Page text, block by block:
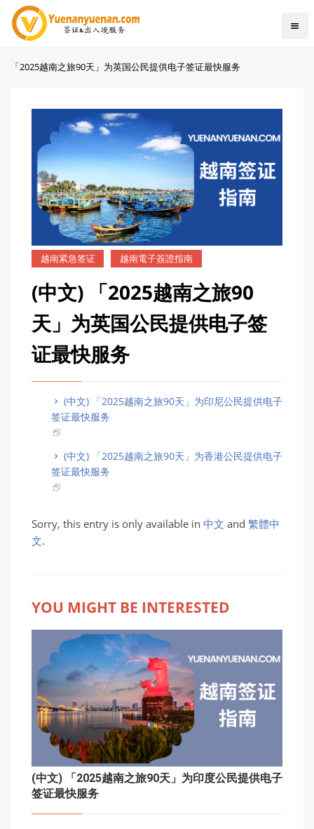
「2025越南之旅90天」为英国公民提供电子签证最快服务
越南紧急签证 越南電子簽證指南
(中文) 「2025越南之旅90
天」为英国公民提供电子签
证最快服务
(中文) 「2025越南之旅90天」为印尼公民提供电子
签证最快服务
(中文) 「2025越南之旅90天」为香港公民提供电子
签证最快服务
Sorry, this entry is only available in 中文 and 繁體中
文.
YOU MIGHT BE INTERESTED
(中文) 「2025越南之旅90天」为印度公民提供电子
签证最快服务